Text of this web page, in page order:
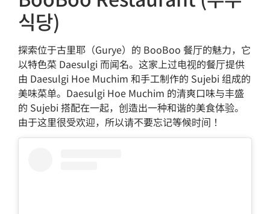
식당)
探索位于古里耶（Gurye）的 BooBoo 餐厅的魅力，它
以特色菜 Daesulgi 而闻名。这家上过电视的餐厅提供
由 Daesulgi Hoe Muchim 和手工制作的 Sujebi 组成的
美味菜单。Daesulgi Hoe Muchim 的清爽口味与丰盛
的 Sujebi 搭配在一起，创造出一种和谐的美食体验。
由于这里很受欢迎，所以请不要忘记等候时间！